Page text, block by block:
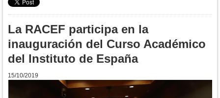
La RACEF participa en la
inauguración del Curso Académico
del Instituto de España
15/10/2019